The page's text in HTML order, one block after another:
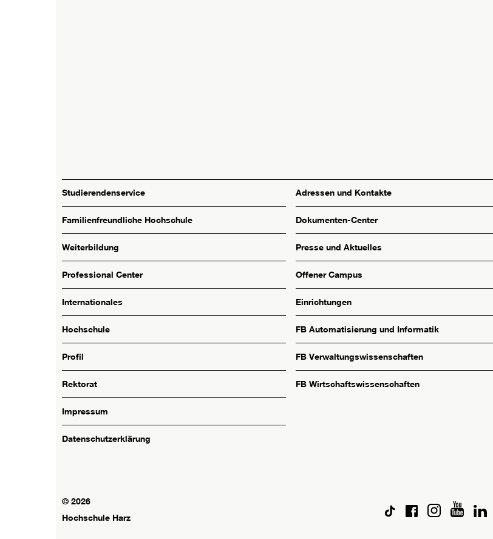
Studierendenservice
Familienfreundliche Hochschule
Weiterbildung
Professional Center
Internationales
Hochschule
Profil
Rektorat
Impressum
Datenschutzerklärung
Adressen und Kontakte
Dokumenten-Center
Presse und Aktuelles
Offener Campus
Einrichtungen
FB Automatisierung und Informatik
FB Verwaltungswissenschaften
FB Wirtschaftswissenschaften
© 2026
Hochschule Harz